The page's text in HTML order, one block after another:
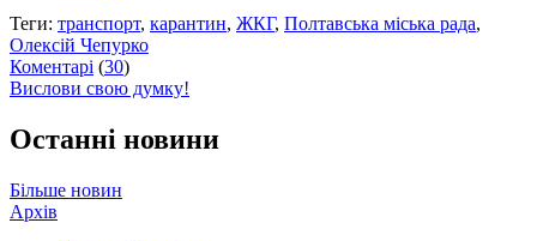
Теги: транспорт, карантин, ЖКГ, Полтавська міська рада,
Олексій Чепурко
Коментарі (30)
Вислови свою думку!
Останні новини
Більше новин
Архів